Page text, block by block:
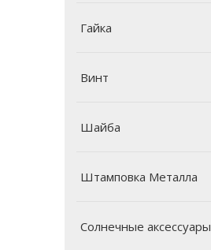
Гайка
Винт
Шайба
Штамповка Металла
Солнечные аксессуары